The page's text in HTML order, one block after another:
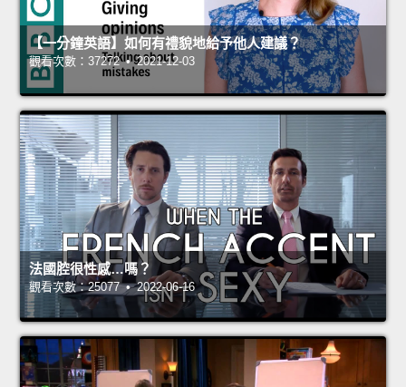
【一分鐘英語】如何有禮貌地給予他人建議？
觀看次數：37272 • 2021-12-03
法國腔很性感…嗎？
觀看次數：25077 • 2022-06-16